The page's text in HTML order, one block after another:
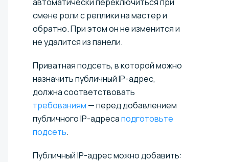
смене роли с реплики на мастер и
обратно. При этом он не изменится и
не удалится из панели.
Приватная подсеть, в которой можно
назначить публичный IP-адрес,
должна соответствовать
требованиям — перед добавлением
публичного IP-адресаподготовьте
подсеть.
Публичный IP-адрес можно добавить: